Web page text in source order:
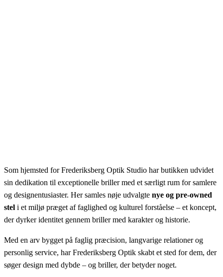
Som hjemsted for Frederiksberg Optik Studio har butikken udvidet
sin dedikation til exceptionelle briller med et særligt rum for samlere
og designentusiaster. Her samles nøje udvalgte nye og pre-owned
stel i et miljø præget af faglighed og kulturel forståelse – et koncept,
der dyrker identitet gennem briller med karakter og historie.
Med en arv bygget på faglig præcision, langvarige relationer og
personlig service, har Frederiksberg Optik skabt et sted for dem, der
søger design med dybde – og briller, der betyder noget.